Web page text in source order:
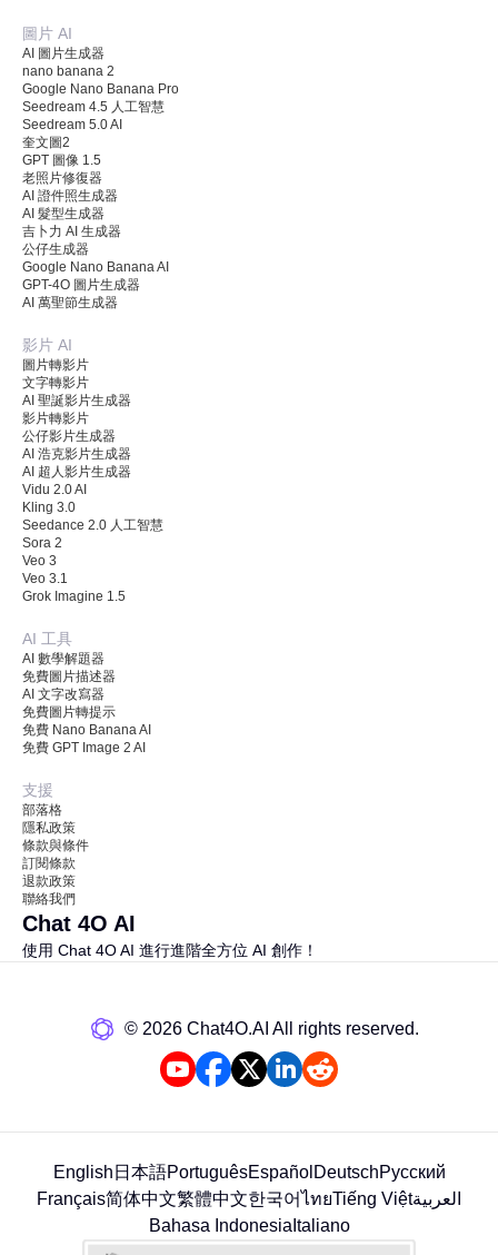
圖片 AI
AI 圖片生成器
nano banana 2
Google Nano Banana Pro
Seedream 4.5 人工智慧
Seedream 5.0 AI
奎文圖2
GPT 圖像 1.5
老照片修復器
AI 證件照生成器
AI 髮型生成器
吉卜力 AI 生成器
公仔生成器
Google Nano Banana AI
GPT-4O 圖片生成器
AI 萬聖節生成器
影片 AI
圖片轉影片
文字轉影片
AI 聖誕影片生成器
影片轉影片
公仔影片生成器
AI 浩克影片生成器
AI 超人影片生成器
Vidu 2.0 AI
Kling 3.0
Seedance 2.0 人工智慧
Sora 2
Veo 3
Veo 3.1
Grok Imagine 1.5
AI 工具
AI 數學解題器
免費圖片描述器
AI 文字改寫器
免費圖片轉提示
免費 Nano Banana AI
免費 GPT Image 2 AI
支援
部落格
隱私政策
條款與條件
訂閱條款
退款政策
聯絡我們
Chat 4O AI
使用 Chat 4O AI 進行進階全方位 AI 創作！
©️ 2026 Chat4O.AI All rights reserved.
English 日本語PortuguêsEspañol DeutschРусский
Français简体中文繁體中文한국어ไทยTiếng Việtالعربية
Bahasa Indonesia Italiano